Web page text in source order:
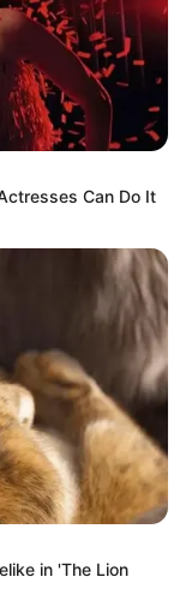
Can Do It
in 'The Lion